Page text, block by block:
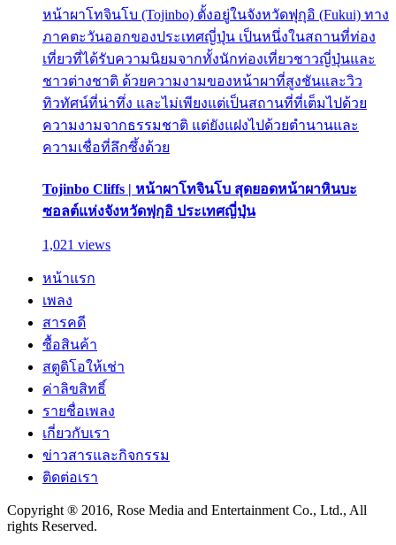
หน้าผาโทจินโบ (Tojinbo) ตั้งอยู่ในจังหวัดฟุกุอิ (Fukui) ทาง
ภาคตะวันออกของประเทศญี่ปุ่น เป็นหนึ่งในสถานที่ท่อง
เที่ยวที่ได้รับความนิยมจากทั้งนักท่องเที่ยวชาวญี่ปุ่นและ
ชาวต่างชาติ ด้วยความงามของหน้าผาที่สูงชันและวิว
ทิวทัศน์ที่น่าทึ่ง และไม่เพียงแต่เป็นสถานที่ที่เต็มไปด้วย
ความงามจากธรรมชาติ แต่ยังแฝงไปด้วยตำนานและ
ความเชื่อที่ลึกซึ้งด้วย
Tojinbo Cliffs | หน้าผาโทจินโบ สุดยอดหน้าผาหินบะ
ซอลต์แห่งจังหวัดฟุกุอิ ประเทศญี่ปุ่น
1,021 views
หน้าแรก
เพลง
สารคดี
ซื้อสินค้า
สตูดิโอให้เช่า
ค่าลิขสิทธิ์
รายชื่อเพลง
เกี่ยวกับเรา
ข่าวสารและกิจกรรม
ติดต่อเรา
Copyright ® 2016, Rose Media and Entertainment Co., Ltd., All
rights Reserved.